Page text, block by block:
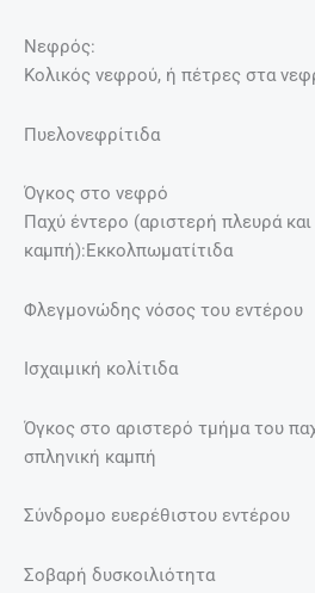
Νεφρός:
Κολικός νεφρού, ή πέτρες στα
Πυελονεφρίτιδα
Όγκος στο νεφρό
Παχύ έντερο (αριστερή πλευρά και
καμπή):Εκκολπωματίτιδα
Φλεγμονώδης νόσος του εντέρου
Ισχαιμική κολίτιδα
Όγκος στο αριστερό τμήμα του
σπληνική καμπή
Σύνδρομο ευερέθιστου εντέρου
Σοβαρή δυσκοιλιότητα